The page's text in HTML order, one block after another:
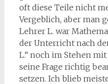
oft diese Teile nicht
Vergeblich, aber man
Lehrer L. war
der Unterricht nach
L.“ noch im Stehen
seine Frage richtig
setzen. Ich blieb